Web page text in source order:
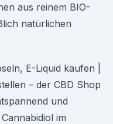
aus reinem BIO-
natürlichen
E-Liquid kaufen |
– der CBD Shop
und
im